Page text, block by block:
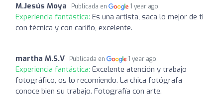
M.Jesús Moya Publicada en 1 year ago
Experiencia fantástica: Es una artista, saca lo mejor de ti
con técnica y con cariño, excelente.
martha M.S.V Publicada en 1 year ago
Experiencia fantástica: Excelente atención y trabajo
fotográfico, os lo recomiendo. La chica fotógrafa
conoce bien su trabajo. Fotografía con arte.